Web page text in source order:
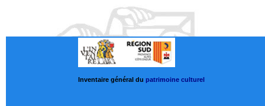
Inventaire général du patrimoine culturel